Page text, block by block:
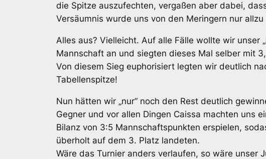
die Spitze auszufechten, vergaßen aber dabei,
Versäumnis wurde uns von den Meringern nur
Alles aus? Vielleicht. Auf alle Fälle wollte wir unser
Mannschaft an und siegten dieses Mal selber mit
Von diesem Sieg euphorisiert legten wir deutlich
Tabellenspitze!
Nun hätten wir „nur“ noch den Rest deutlich
Gegner und vor allen Dingen Caissa machten uns
Bilanz von 3:5 Mannschaftspunkten erspielen,
überholt auf dem 3. Platz landeten.
Wäre das Turnier anders verlaufen, so wäre unser